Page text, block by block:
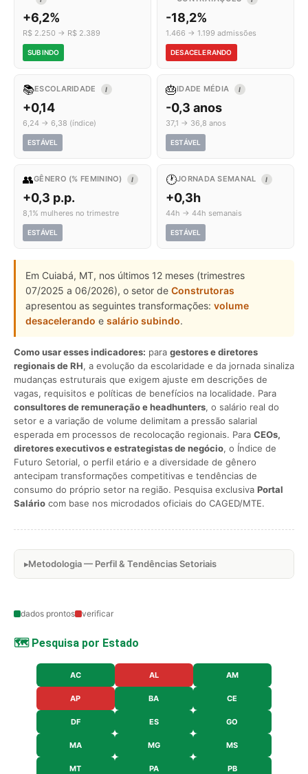
+6,2%
R$ 2.250 → R$ 2.389
SUBINDO
-18,2%
1.466 → 1.199 admissões
DESACELERANDO
📚ESCOLARIDADE I
+0,14
6,24 → 6,38 (índice)
ESTÁVEL
🎂IDADE MÉDIA I
-0,3 anos
37,1 → 36,8 anos
ESTÁVEL
👥GÊNERO (% FEMININO) I
+0,3 p.p.
8,1% mulheres no trimestre
ESTÁVEL
🕐JORNADA SEMANAL I
+0,3h
44h → 44h semanais
ESTÁVEL
Em Cuiabá, MT, nos últimos 12 meses (trimestres
07/2025 a 06/2026), o setor de Construtoras
apresentou as seguintes transformações: volume
desacelerando e salário subindo.
Como usar esses indicadores: para gestores e diretores
regionais de RH, a evolução da escolaridade e da jornada sinaliza
mudanças estruturais que exigem ajuste em descrições de
vagas, requisitos e políticas de benefícios na localidade. Para
consultores de remuneração e headhunters, o salário real do
setor e a variação de volume delimitam a pressão salarial
esperada em processos de recolocação regionais. Para CEOs,
diretores executivos e estrategistas de negócio, o Índice de
Futuro Setorial, o perfil etário e a diversidade de gênero
antecipam transformações competitivas e tendências de
consumo do próprio setor na região. Pesquisa exclusiva Portal
Salário com base nos microdados oficiais do CAGED/MTE.
Metodologia — Perfil & Tendências Setoriais
dados prontos verificar
🗺️ Pesquisa por Estado
AC AL AM
AP BA CE
DF ES GO
MA MG MS
MT PA PB